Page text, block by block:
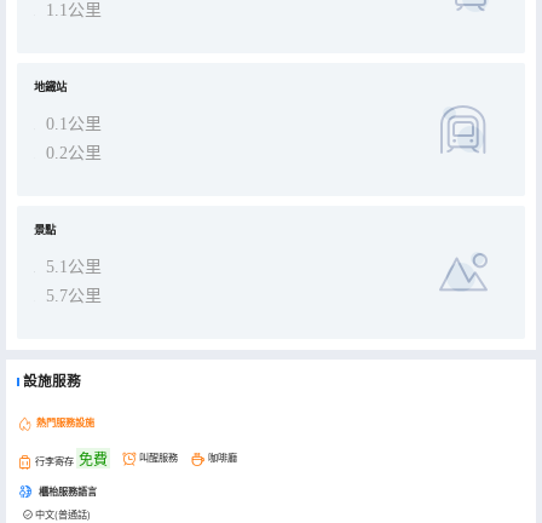
1.1公里
地鐵站
0.1公里
0.2公里
景點
5.1公里
5.7公里
設施服務
熱門服務設施
行李寄存 免費 叫醒服務 咖啡廳
櫃枱服務語言
中文(普通話)